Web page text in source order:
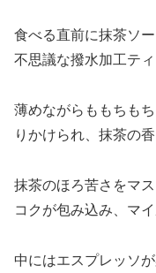
食べる直前に抹茶ソ
不思議な撥水加工テ
薄めながらももちも
りかけられ、抹茶の
抹茶のほろ苦さをマ
コクが包み込み、マ
中にはエスプレッソ